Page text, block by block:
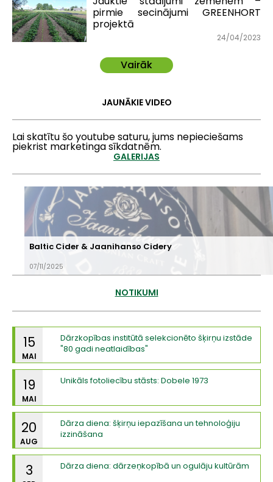
pirmie secinājumi GREENHORT
projektā
24/04/2023
Vairāk
JAUNĀKIE VIDEO
Lai skatītu šo youtube saturu, jums nepieciešams
piekrist marketinga sīkdatnēm.
GALERIJAS
Baltic Cider & Jaanihanso Cidery
07/11/2025
NOTIKUMI
Dārzkopības institūtā selekcionēto šķirņu izstāde
"80 gadi neatlaidības"
15
MAI
Unikāls fotoliecību stāsts: Dobele 1973
19
MAI
Dārza diena: šķirņu iepazīšana un tehnoloģiju
izzināšana
20
AUG
Dārza diena: dārzeņkopībā un ogulāju kultūrām
3